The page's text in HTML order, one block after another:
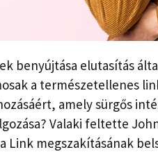
benyújtása elutasítás
a természetellenes
amely sürgős
Valaki feltette
Link megszakításának